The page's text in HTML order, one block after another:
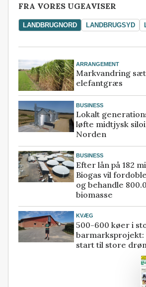
FRA VORES UGEAVISER
LANDBRUGNORD LANDBRUGSYD
ARRANGEMENT
Markvandring
elefantgræs
BUSINESS
Lokalt
løfte midtjysk
Norden
BUSINESS
Efter lån på 182
Biogas vil
og behandle
biomasse
KVÆG
500-600 køer i
barmarksprojekt:
start til store